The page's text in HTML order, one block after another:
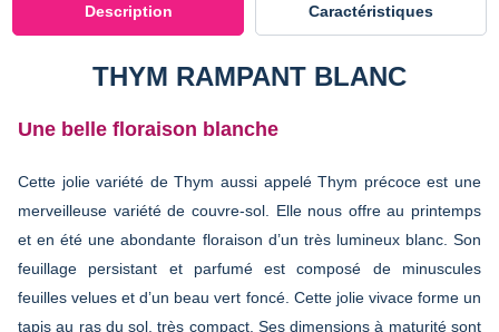
Description Caractéristiques
THYM RAMPANT BLANC
Une belle floraison blanche
Cette jolie variété de Thym aussi appelé Thym précoce est une
merveilleuse variété de couvre-sol. Elle nous offre au printemps
et en été une abondante floraison d’un très lumineux blanc. Son
feuillage persistant et parfumé est composé de minuscules
feuilles velues et d’un beau vert foncé. Cette jolie vivace forme un
tapis au ras du sol, très compact. Ses dimensions à maturité sont